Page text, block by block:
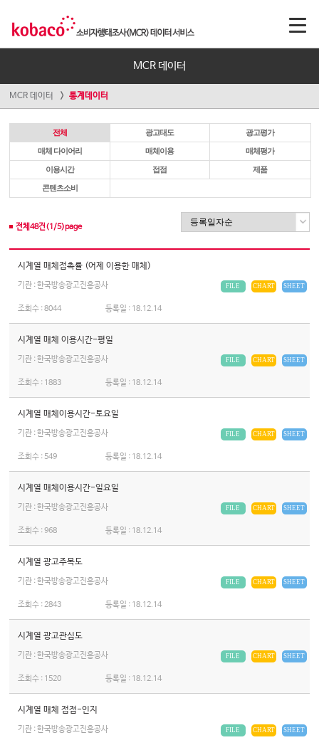
MCR 데이터
MCR 데이터 통계데이터
전체 광고태도 광고평가
매체 다이어리 매체이용 매체평가
이용시간 접점 제품
콘텐츠소비
전체 48건(1 /5)page
시계열 매체접촉률 (어제 이용한 매체)
기관 : 한국방송광고진흥공사 SHEET
CHART
FILE
조회수 :8044 등록일 : 18.12.14
시계열 매체 이용시간-평일
기관 : 한국방송광고진흥공사 SHEET
CHART
FILE
조회수 : 1883 등록일 : 18.12.14
시계열 매체이용시간-토요일
기관 : 한국방송광고진흥공사 SHEET
CHART
FILE
조회수 : 549 등록일 : 18.12.14
시계열 매체이용시간-일요일
기관 : 한국방송광고진흥공사 SHEET
CHART
FILE
조회수 :968 등록일 : 18.12.14
시계열 광고주목도
기관 : 한국방송광고진흥공사 SHEET
CHART
FILE
조회수 :2843 등록일 : 18.12.14
시계열 광고관심도
기관 : 한국방송광고진흥공사 SHEET
CHART
FILE
조회수 : 1520 등록일 : 18.12.14
시계열 매체 접점-인지
기관 : 한국방송광고진흥공사 SHEET
CHART
FILE